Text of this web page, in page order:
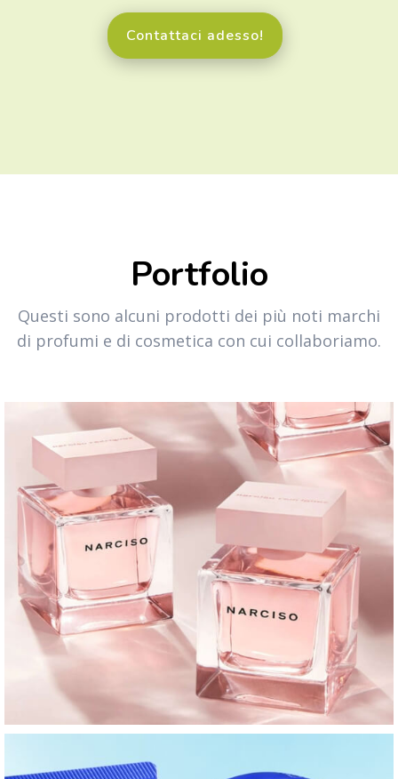
Contattaci adesso!
Portfolio
Questi sono alcuni prodotti dei più noti marchi
di profumi e di cosmetica con cui collaboriamo.